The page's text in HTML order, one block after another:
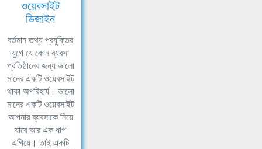
ওয়েবসাইট
ডিজাইন
বর্তমান তথ্য প্রযুক্তির
যুগে যে কোন ব্যবসা
প্রতিষ্ঠানের জন্য ভালো
মানের একটি ওয়েবসাইট
থাকা অপরিহার্য। ভালো
মানের একটি ওয়েবসাইট
আপনার ব্যবসাকে নিয়ে
যাবে আর এক ধাপ
এগিয়ে। তাই একটি